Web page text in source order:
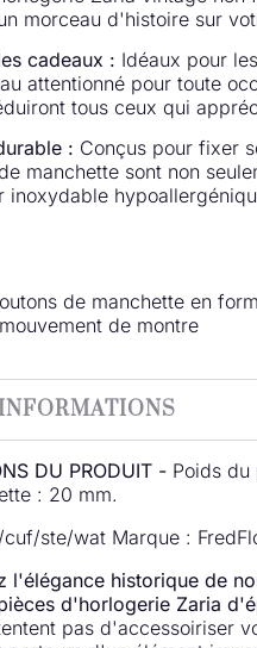
morceau d'histoire sur
cadeaux : Idéaux pour
attentionné pour toute
tous ceux qui
: Conçus pour fixer
manchette sont non
inoxydable
de manchette en
de montre
DU PRODUIT - Poids
: 20 mm.
cuf/ste/wat Marque :
l'élégance historique de
d'horlogerie Zaria
pas d'accessoiriser